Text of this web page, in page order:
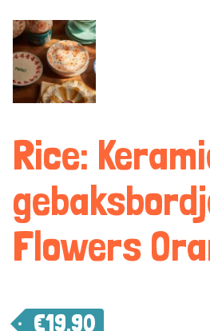
Rice:
Flowers
€19,90